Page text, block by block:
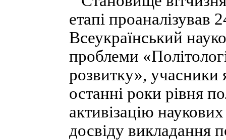
етапі
Всеукраїнський
проблеми
розвитку», учасники
останні роки рівня
активізацію
досвіду викладання